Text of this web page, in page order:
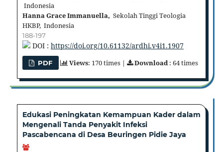
Indonesia
Hanna Grace Immanuella, Sekolah Tinggi Teologia
HKBP, Indonesia
188-197
DOI : https://doi.org/10.61132/ardhi.v4i1.1907
PDF Views: 170 times | Download: 64 times
Edukasi Peningkatan Kemampuan Kader dalam
Mengenali Tanda Penyakit Infeksi
Pascabencana di Desa Beuringen Pidie Jaya